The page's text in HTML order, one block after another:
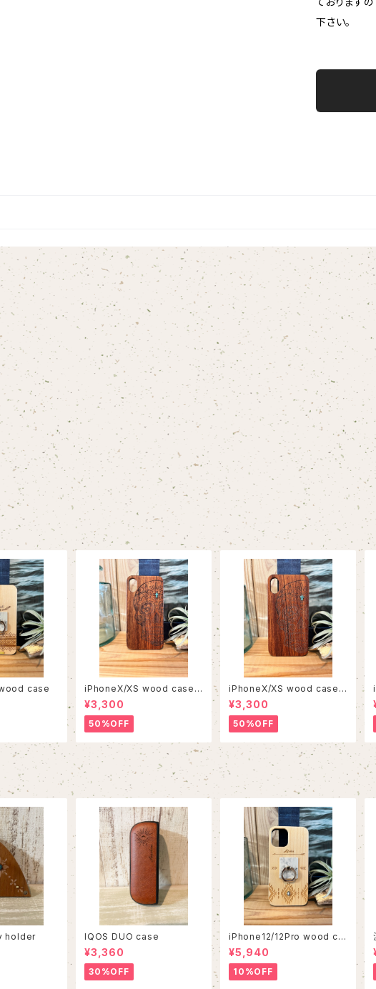
下さい。
case
iPhoneX/XS wood case
33
¥3,300
50%OFF
iPhoneX/XS wood case
31
¥3,300
50%OFF
holder IQOS DUO case
¥3,360
30%OFF
iPhone12/12Pro wood ca
se
¥5,940
10%OFF